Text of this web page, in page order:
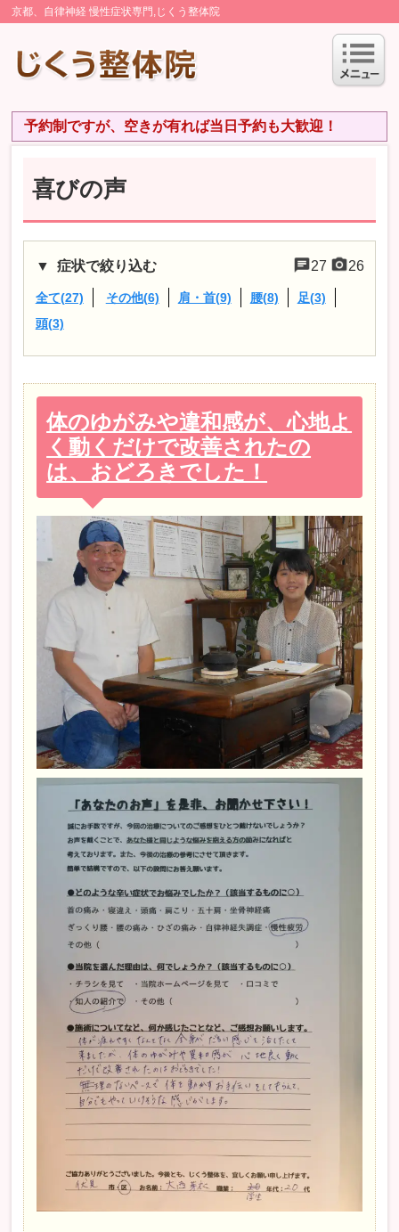
京都、自律神経 慢性症状専門,じくう整体院
予約制ですが、空きが有れば当日予約も大歓迎！
喜びの声
27 26
症状で絞り込む
全て(27) その他(6) 肩・首(9) 腰(8)
足(3)
頭(3)
体のゆがみや違和感が、心地よ
く動くだけで改善されたの
は、おどろきでした！